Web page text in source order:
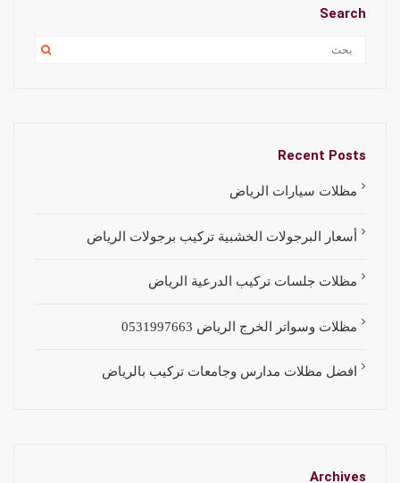
Search
Recent Posts
مظلات سيارات الرياض
أسعار البرجولات الخشبية تركيب برجولات الرياض
مظلات جلسات تركيب الدرعية الرياض
مظلات وسواتر الخرج الرياض 0531997663
افضل مظلات مدارس وجامعات تركيب بالرياض
Archives